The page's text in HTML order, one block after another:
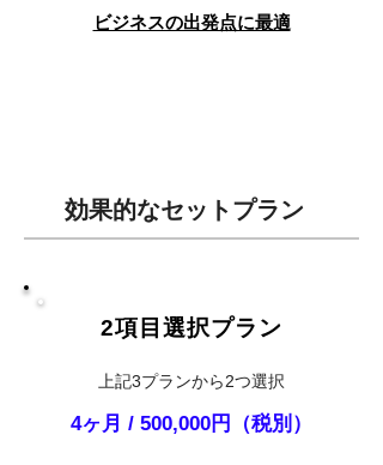
ビジネスの出発点に最適
効果的なセットプラン
2項目選択プラン
上記3プランから2つ選択
4ヶ月 / 500,000円（税別）